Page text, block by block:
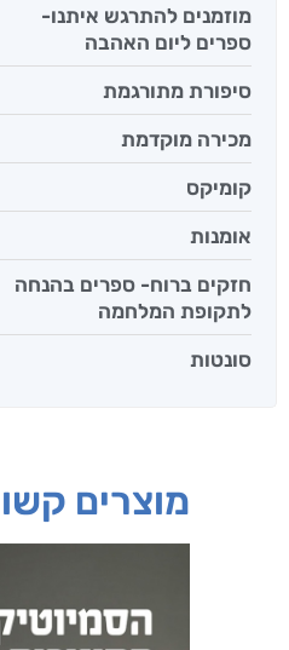
מוזמנים להתרגש איתנו-
ספרים ליום האהבה
סיפורת מתורגמת
מכירה מוקדמת
קומיקס
אומנות
חזקים ברוח- ספרים בהנחה
לתקופת המלחמה
סונטות
מוצרים